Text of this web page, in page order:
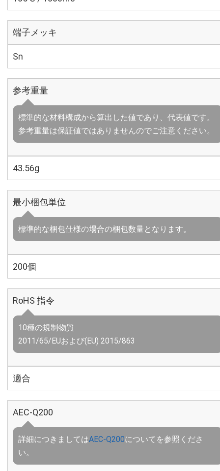
端子メッキ
Sn
参考重量
標準的な材料構成から算出した値であり、代表値です。
参考重量は保証値ではありませんのでご注意ください。
43.56g
最小梱包単位
標準的な梱包仕様の場合の梱包数量となります。
200個
RoHS 指令
10種の規制物質
2011/65/EUおよび(EU) 2015/863
適合
AEC-Q200
詳細につきましてはAEC-Q200についてを参照くださ
い。